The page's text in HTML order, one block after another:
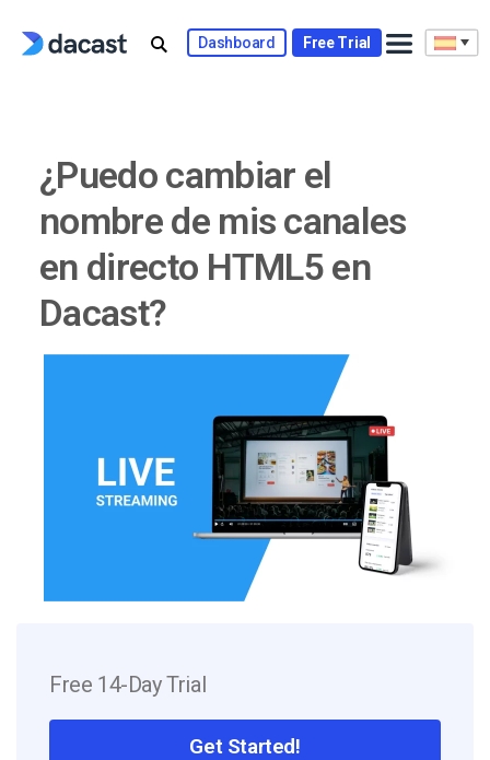
Dashboard Free Trial
¿Puedo cambiar el
nombre de mis canales
en directo HTML5 en
Dacast?
Free 14-Day Trial
Get Started!